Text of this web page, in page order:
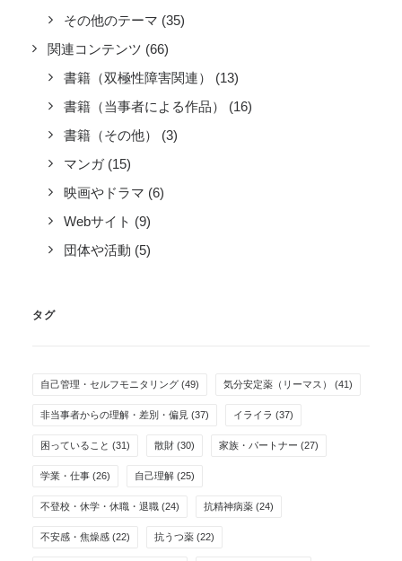
その他のテーマ (35)
関連コンテンツ (66)
書籍（双極性障害関連）
(13)
書籍（当事者による作品）
(16)
書籍（その他）
(3)
マンガ (15)
映画やドラマ (6)
Webサイト (9)
団体や活動 (5)
タグ
自己管理・セルフモニタリング (49) 気分安定薬（リーマス） (41)
非当事者からの理解・差別・偏見 (37) イライラ (37)
困っていること (31) 散財 (30) 家族・パートナー (27)
学業・仕事 (26) 自己理解 (25)
不登校・休学・休職・退職 (24) 抗精神病薬 (24)
不安感・焦燥感 (22) 抗うつ薬 (22)